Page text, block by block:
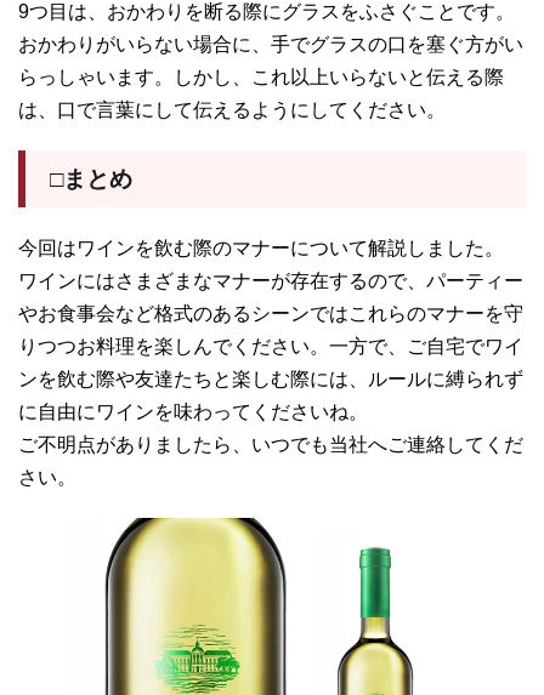
9つ目は、おかわりを断る際にグラスをふさぐことです。
おかわりがいらない場合に、手でグラスの口を塞ぐ方がい
らっしゃいます。しかし、これ以上いらないと伝える際
は、口で言葉にして伝えるようにしてください。
□まとめ
今回はワインを飲む際のマナーについて解説しました。
ワインにはさまざまなマナーが存在するので、パーティー
やお食事会など格式のあるシーンではこれらのマナーを守
りつつお料理を楽しんでください。一方で、ご自宅でワイ
ンを飲む際や友達たちと楽しむ際には、ルールに縛られず
に自由にワインを味わってくださいね。
ご不明点がありましたら、いつでも当社へご連絡してくだ
さい。